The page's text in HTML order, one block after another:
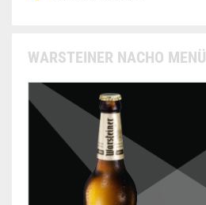
WARSTEINER NACHO MENÜ